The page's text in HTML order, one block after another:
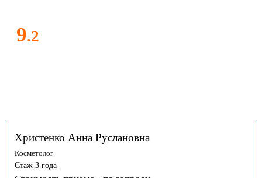
9.2
Христенко Анна Руслановна
Косметолог
Стаж 3 года